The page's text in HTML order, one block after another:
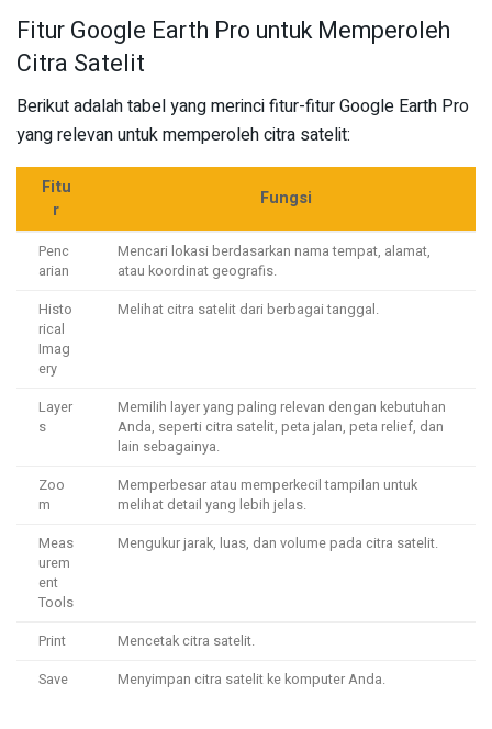
Fitur Google Earth Pro untuk Memperoleh
Citra Satelit
Berikut adalah tabel yang merinci fitur-fitur Google Earth Pro
yang relevan untuk memperoleh citra satelit:
Fitu
r
Fungsi
Penc
arian
Mencari lokasi berdasarkan nama tempat, alamat,
atau koordinat geografis.
Histo
rical
Imag
ery
Melihat citra satelit dari berbagai tanggal.
Layer
s
Memilih layer yang paling relevan dengan kebutuhan
Anda, seperti citra satelit, peta jalan, peta relief, dan
lain sebagainya.
Zoo
m
Memperbesar atau memperkecil tampilan untuk
melihat detail yang lebih jelas.
Meas
urem
ent
Tools
Mengukur jarak, luas, dan volume pada citra satelit.
Print
Mencetak citra satelit.
Save
Menyimpan citra satelit ke komputer Anda.